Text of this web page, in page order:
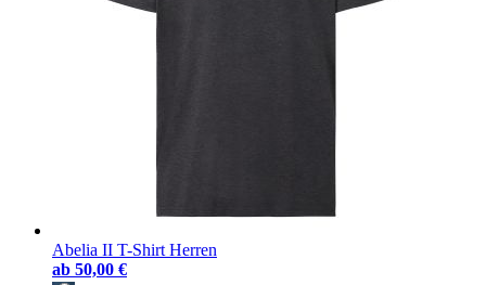
Abelia II T-Shirt Herren
ab 50,00 €